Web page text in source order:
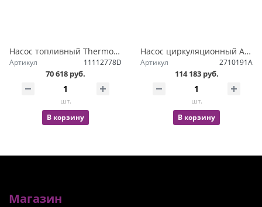
Насос топливный Thermo E200/320
Артикул 11112778D
70 618 руб.
шт.
В корзину
Насос циркуляционный Aquavent 6000C
Артикул 2710191A
114 183 руб.
шт.
В корзину
Магазин